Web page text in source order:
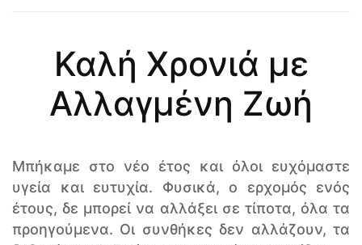
Καλή Χρονιά με
Αλλαγμένη Ζωή
Μπήκαμε στο νέο έτος και όλοι ευχόμαστε
υγεία και ευτυχία. Φυσικά, ο ερχομός ενός
έτους, δε μπορεί να αλλάξει σε τίποτα, όλα τα
προηγούμενα. Οι συνθήκες δεν αλλάζουν, τα